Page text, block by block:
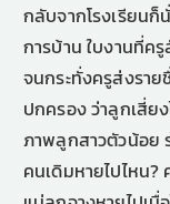
กลับจากโรงเรียนก็
การบ้าน ใบงานที่ค
จนกระทั่งครูส่งรา
ปกครอง ว่าลูกเสี่ย
ภาพลูกสาวตัวน้อย
คนเดิมหายไปไหน?